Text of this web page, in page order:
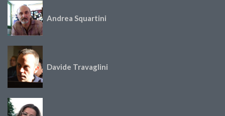
Andrea Squartini
Davide Travaglini